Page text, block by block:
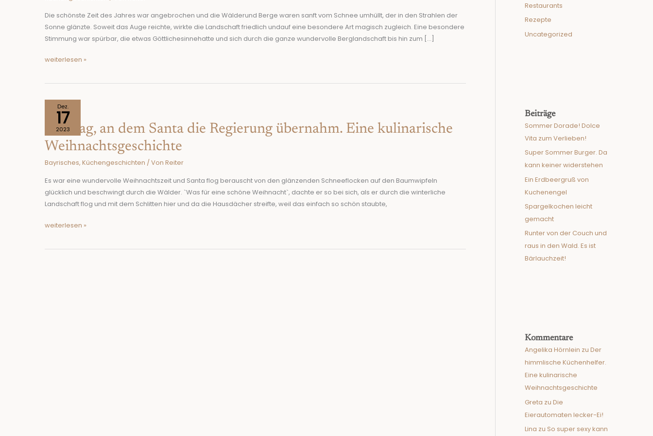
Die schönste Zeit des Jahres war angebrochen und die Wälderund Berge waren sanft vom Schnee umhüllt, der in den Strahlen der
Sonne glänzte. Soweit das Auge reichte, wirkte die Landschaft friedlich undauf eine besondere Art magisch zugleich. Eine besondere
Stimmung war spürbar, die etwas Göttlichesinnehatte und sich durch die ganze wundervolle Berglandschaft bis hin zum […]
weiterlesen »
Dez.
17
2023
Der Tag, an dem Santa die Regierung übernahm. Eine kulinarische
Weihnachtsgeschichte
Bayrisches, Küchengeschichten / Von Reiter
Es war eine wundervolle Weihnachtszeit und Santa flog berauscht von den glänzenden Schneeflocken auf den Baumwipfeln
glücklich und beschwingt durch die Wälder. `Was für eine schöne Weihnacht`, dachte er so bei sich, als er durch die winterliche
Landschaft flog und mit dem Schlitten hier und da die Hausdächer streifte, weil das einfach so schön staubte,
Tag,
dem
Santa
die
Eine
Weihnachtsgeschichte
weiterlesen »
Restaurants
Rezepte
Uncategorized
Beiträge
Sommer Dorade! Dolce
Vita zum Verlieben!
Super Sommer Burger. Da
kann keiner widerstehen
Ein Erdbeergruß von
Kuchenengel
Spargelkochen leicht
gemacht
Runter von der Couch und
raus in den Wald. Es ist
Bärlauchzeit!
Kommentare
Angelika Hörnlein zu Der
himmlische Küchenhelfer.
Eine kulinarische
Weihnachtsgeschichte
Greta zu Die
Eierautomaten lecker-Ei!
Lina zu So super sexy kann